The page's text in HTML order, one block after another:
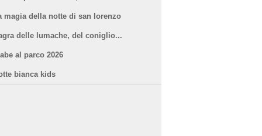
magia della notte di san lorenzo
delle lumache, del coniglio...
al parco 2026
bianca kids